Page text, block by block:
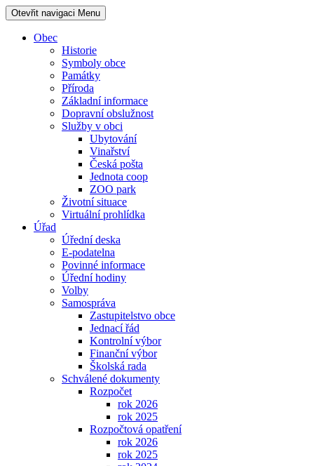
Otevřit navigaci Menu
Obec
Historie
Symboly obce
Památky
Příroda
Základní informace
Dopravní obslužnost
Služby v obci
Ubytování
Vinařství
Česká pošta
Jednota coop
ZOO park
Životní situace
Virtuální prohlídka
Úřad
Úřední deska
E-podatelna
Povinné informace
Úřední hodiny
Volby
Samospráva
Zastupitelstvo obce
Jednací řád
Kontrolní výbor
Finanční výbor
Školská rada
Schválené dokumenty
Rozpočet
rok 2026
rok 2025
Rozpočtová opatření
rok 2026
rok 2025